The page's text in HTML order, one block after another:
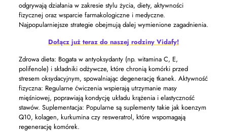
odgrywają działania w zakresie stylu życia, diety, aktywności
fizycznej oraz wsparcie farmakologiczne i medyczne.
Najpopularniejsze strategie obejmują dalej wymienione zagadnienia.
Dołącz już teraz do naszej rodziny Vidafy!
Zdrowa dieta: Bogata w antyoksydanty (np. witamina C, E,
polifenole) i składniki odżywcze, które chronią komórki przed
stresem oksydacyjnym, spowalniając degenerację tkanek. Aktywność
fizyczna: Regularne ćwiczenia wspierają utrzymanie masy
mięśniowej, poprawiają kondycję układu krążenia i elastyczność
stawów. Suplementacja: Popularne są suplementy takie jak koenzym
Q10, kolagen, kurkumina czy resweratrol, które wspomagają
regenerację komórek.